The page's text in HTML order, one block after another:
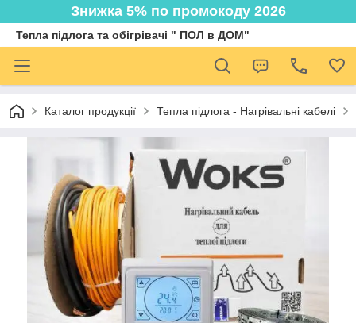
Знижка 5% по промокоду 2026
Тепла підлога та обігрівачі " ПОЛ в ДОМ"
Каталог продукції Тепла підлога - Нагрівальні кабелі